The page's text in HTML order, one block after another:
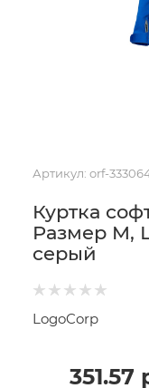
Артикул: orf-
Куртка
Размер M,
серый
LogoCorp
351.57